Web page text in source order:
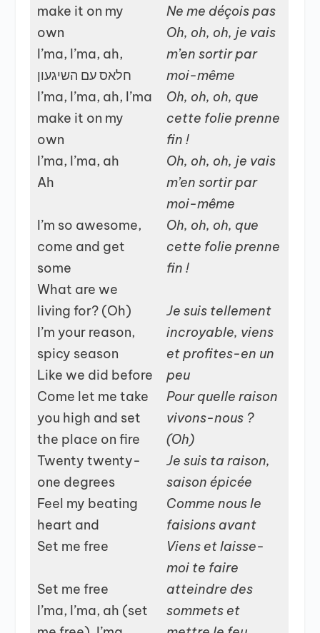
make it on my
own
I’ma, I’ma, ah,
חלאס עם השיגעון
I’ma, I’ma, ah, I’ma
make it on my
own
I’ma, I’ma, ah
Ah
I’m so awesome,
come and get
some
What are we
living for? (Oh)
I’m your reason,
spicy season
Like we did before
Come let me take
you high and set
the place on fire
Twenty twenty-
one degrees
Feel my beating
heart and
Set me free
Set me free
I’ma, I’ma, ah (set
Ne me déçois pas
Oh, oh, oh, je vais
m’en sortir par
moi-même
Oh, oh, oh, que
cette folie prenne
fin !
Oh, oh, oh, je vais
m’en sortir par
moi-même
Oh, oh, oh, que
cette folie prenne
fin !
Je suis tellement
incroyable, viens
et profites-en un
peu
Pour quelle raison
vivons-nous ?
(Oh)
Je suis ta raison,
saison épicée
Comme nous le
faisions avant
Viens et laisse-
moi te faire
atteindre des
sommets et